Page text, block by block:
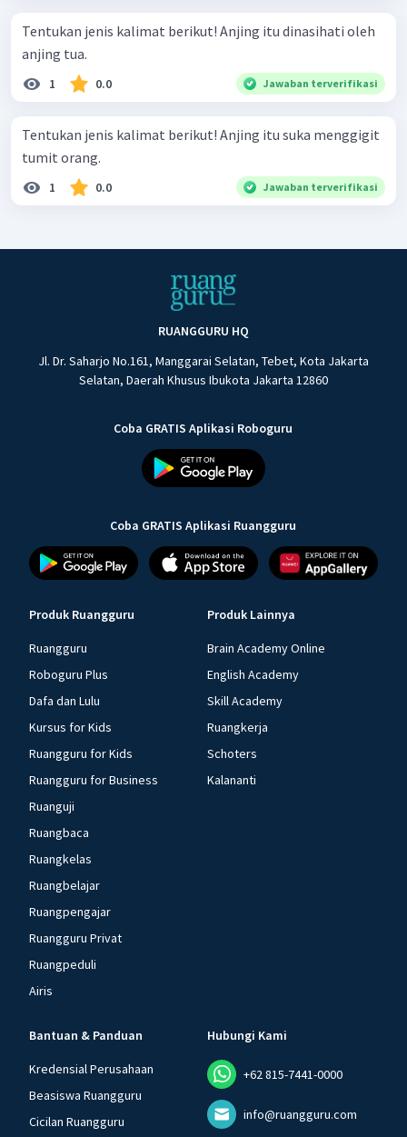
Tentukan jenis kalimat berikut! Anjing itu dinasihati oleh
anjing tua.
1 0.0 Jawaban terverifikasi
Tentukan jenis kalimat berikut! Anjing itu suka menggigit
tumit orang.
1 0.0 Jawaban terverifikasi
RUANGGURU HQ
Jl. Dr. Saharjo No.161, Manggarai Selatan, Tebet, Kota Jakarta
Selatan, Daerah Khusus Ibukota Jakarta 12860
Coba GRATIS Aplikasi Roboguru
Coba GRATIS Aplikasi Ruangguru
Produk Ruangguru
Ruangguru
Roboguru Plus
Dafa dan Lulu
Kursus for Kids
Ruangguru for Kids
Ruangguru for Business
Ruanguji
Ruangbaca
Ruangkelas
Ruangbelajar
Ruangpengajar
Ruangguru Privat
Ruangpeduli
Airis
Produk Lainnya
Brain Academy Online
English Academy
Skill Academy
Ruangkerja
Schoters
Kalananti
Bantuan & Panduan
Kredensial Perusahaan
Beasiswa Ruangguru
Cicilan Ruangguru
Hubungi Kami
+62 815-7441-0000
info@ruangguru.com